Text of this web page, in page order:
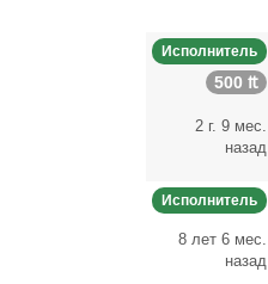
Исполнитель
500 ₶
2 г. 9 мес.
назад
Исполнитель
8 лет 6 мес.
назад